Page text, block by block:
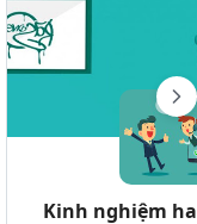
Kinh nghiệm